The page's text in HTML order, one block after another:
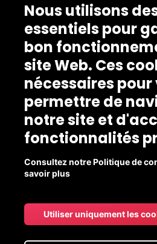
Nous utilisons
essentiels pour
bon
site Web. Ces
nécessaires pour
permettre de
notre site et
fonctionnalités
Consultez notre Politique de
savoir plus
Utiliser uniquement les